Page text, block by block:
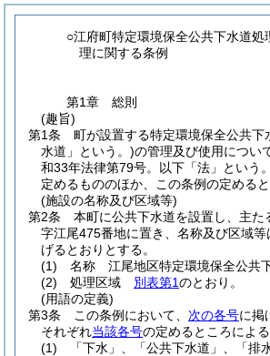
○江府町特定環境保全公共下水道処
理に関する条例
第1章
総則
(趣旨)
第1条
町が設置する特定環境保全公共下
水道」という。)の管理及び使用につい
和33年法律第79号。以下「法」という
定めるもののほか、この条例の定めると
(施設の名称及び区域等)
第2条
本町に公共下水道を設置し、主た
字江尾475番地に置き、名称及び区域等
げるとおりとする。
(1)
名称 江尾地区特定環境保全公共
(2)
処理区域 別表第1のとおり。
(用語の定義)
第3条
この条例において、 次の各号に掲
それぞれ当該各号の定めるところによる
(1)
「下水」、「公共下水道」、「排